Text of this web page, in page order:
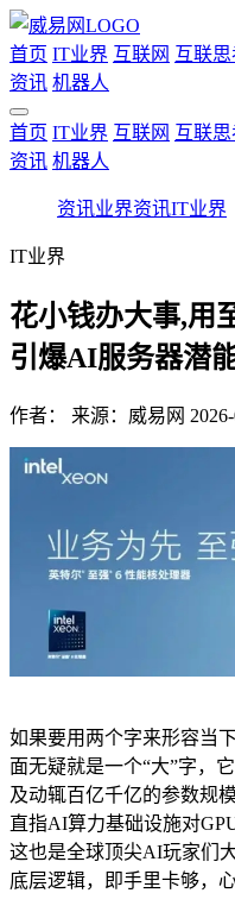
首页 IT业界 互联网 互联思
资讯 机器人
首页 IT业界 互联网 互联思
资讯 机器人
资讯业界资讯IT业界
IT业界
花小钱办大事,用
引爆AI服务器潜
作者： 来源：威易网
如果要用两个字来形容当
面无疑就是一个“大”字，
及动辄百亿千亿的参数规
直指AI算力基础设施对
这也是全球顶尖AI玩家们
底层逻辑，即手里卡够，心